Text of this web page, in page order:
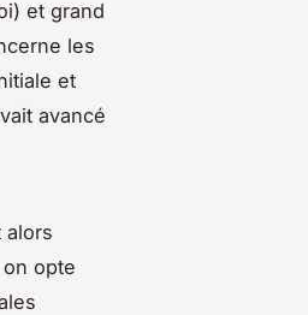
et grand
les
et
avancé
alors
opte